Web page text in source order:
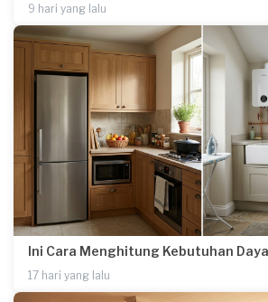
9 hari yang lalu
Ini Cara Menghitung Kebutuhan
17 hari yang lalu